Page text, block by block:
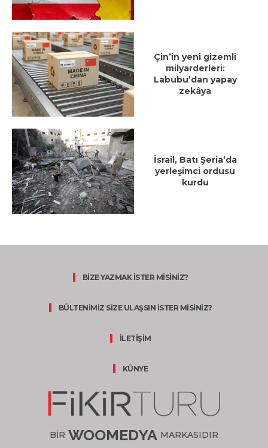
Çin’in yeni gizemli
milyarderleri:
Labubu’dan yapay
zekâya
İsrail, Batı Şeria’da
yerleşimci ordusu
kurdu
BİZE YAZMAK İSTER MİSİNİZ?
BÜLTENİMİZ SİZE ULAŞSIN İSTER MİSİNİZ?
İLETİŞİM
KÜNYE
BİR WOOMEDYA MARKASIDIR